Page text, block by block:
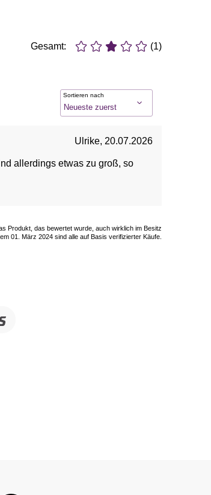
Gesamt: (1)
Sortieren nach
Ulrike, 20.07.2026
allerdings etwas zu groß, so
Produkt, das bewertet wurde, auch wirklich im Besitz
01. März 2024 sind alle auf Basis verifizierter Käufe.